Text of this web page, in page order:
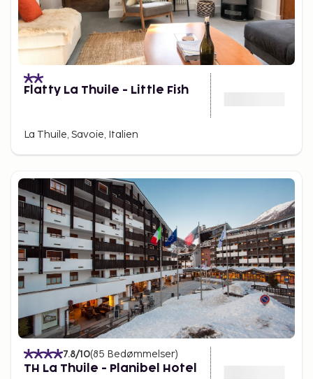
Flatty La Thuile - Little Fish
La Thuile, Savoie, Italien
7.8/10(85 Bedømmelser)
TH La Thuile - Planibel Hotel